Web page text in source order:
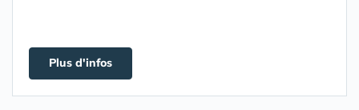
Plus d'infos